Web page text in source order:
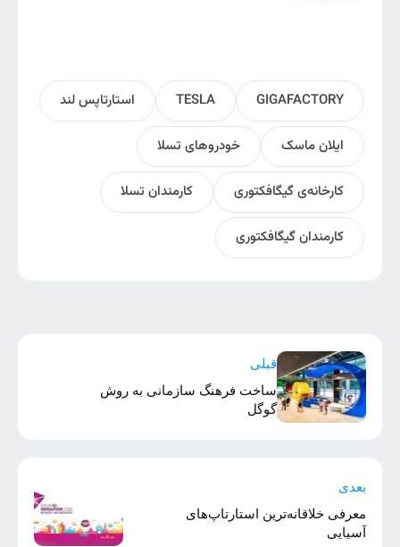
GIGAFACTORY
TESLA استارتاپس لند
ایلان ماسک خودرو‌های تسلا
کارخانه‌ی گیگافکتوری کارمندان تسلا
کارمندان گیگافکتوری
قبلی
ساخت فرهنگ سازمانی به روش
گوگل
بعدی
معرفی خلاقانه‌ترین استارتاپ‌های
آسیایی